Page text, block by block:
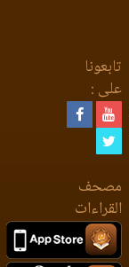
تابعونا
على :
مصحف
القراءات